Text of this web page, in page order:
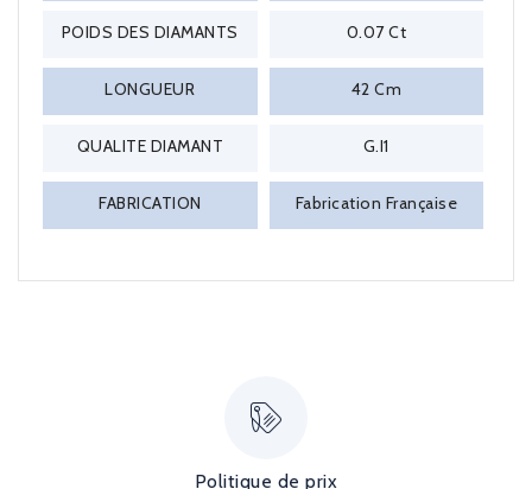
POIDS DES DIAMANTS 0.07 Ct
LONGUEUR 42 Cm
QUALITE DIAMANT G.I1
FABRICATION Fabrication Française
Politique de prix